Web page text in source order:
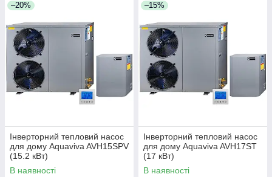
–20%
Інверторний тепловий насос
для дому Aquaviva AVH15SPV
(15.2 кВт)
В наявності
–15%
Інверторний тепловий насос
для дому Aquaviva AVH17ST
(17 кВт)
В наявності